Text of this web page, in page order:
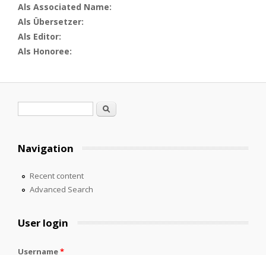
Als Associated Name:
Als Übersetzer:
Als Editor:
Als Honoree:
Search
Navigation
Recent content
Advanced Search
User login
Username*